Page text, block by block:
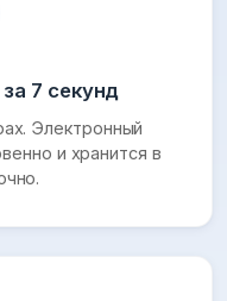
7 секунд
Электронный
и хранится в